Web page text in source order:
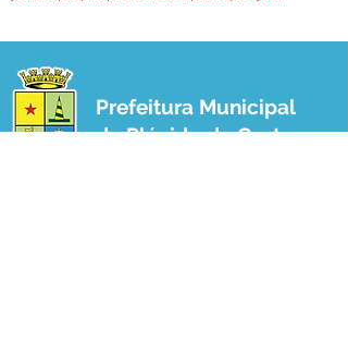
Prefeitura Municipal
de Plácido de Castro